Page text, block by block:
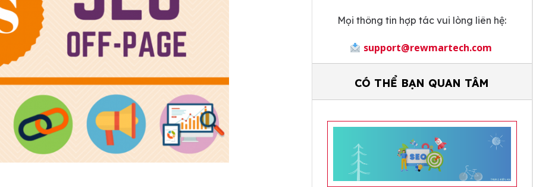
Mọi thông tin hợp tác vui lòng liên hệ:
support@rewmartech.com
CÓ THỂ BẠN QUAN TÂM